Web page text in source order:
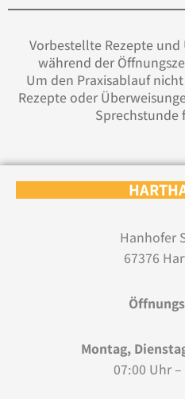
Vorbestellte Rezepte
während der
Um den Praxisablauf
Rezepte oder
Sprechstunde
Hanhofer
67376
Montag,
07:00 Uhr